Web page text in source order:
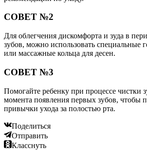
СОВЕТ №2
Для облегчения дискомфорта и зуда в
зубов, можно использовать специальные
или массажные кольца для десен.
СОВЕТ №3
Помогайте ребенку при процессе чистки
момента появления первых зубов, чтобы
привычки ухода за полостью рта.
Поделиться
Отправить
Класснуть